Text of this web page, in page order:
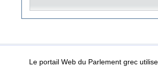
Conditions d’utilisation Data Protection Security & Access
Le portail Web du Parlement grec